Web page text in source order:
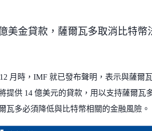
美金貸款，薩爾瓦多取消比特幣
月時，IMF 就已發布聲明，表示與薩爾
提供 14 億美元的貸款，用以支持薩爾瓦
瓦多必須降低與比特幣相關的金融風險。